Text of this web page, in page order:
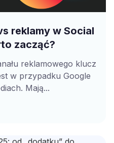
reklamy w Social
zacząć?
reklamowego klucz
w przypadku Google
Mają...